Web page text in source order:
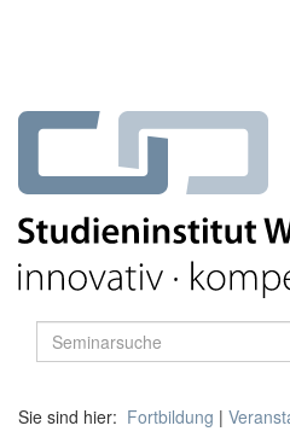
Sie sind hier: Fortbildung |